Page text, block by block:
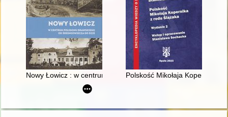
Nowy Łowicz : w centrum poligonu drawskiego od
Polskość Mikołaja Kopernika z